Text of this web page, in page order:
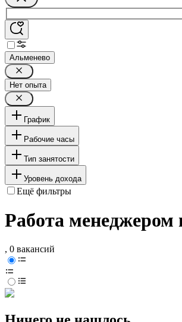
Альменево
Нет опыта
График
Рабочие часы
Тип занятости
Уровень дохода
Ещё фильтры
Работа менеджером
, 0 вакансий